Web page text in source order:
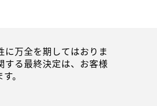
に万全を期してはおりま
する最終決定は、お客様
。